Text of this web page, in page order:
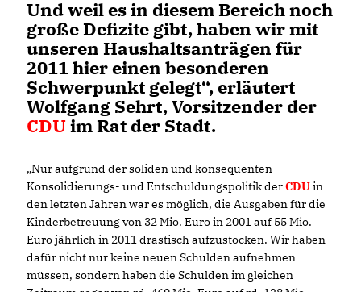
Und weil es in diesem Bereich noch
große Defizite gibt, haben wir mit
unseren Haushaltsanträgen für
2011 hier einen besonderen
Schwerpunkt gelegt“, erläutert
Wolfgang Sehrt, Vorsitzender der
CDUim Rat der Stadt.
Nur aufgrund der soliden und konsequenten
Konsolidierungs- und Entschuldungspolitik derCDUin
den letzten Jahren war es möglich, die Ausgaben für die
Kinderbetreuung von 32 Mio. Euro in 2001 auf 55 Mio.
Euro jährlich in 2011 drastisch aufzustocken. Wir haben
dafür nicht nur keine neuen Schulden aufnehmen
müssen, sondern haben die Schulden im gleichen